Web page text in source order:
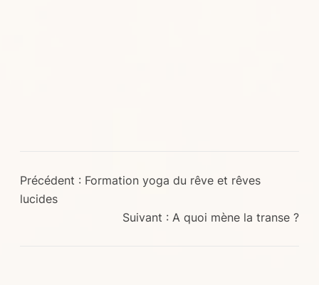
Précédent : Formation yoga du rêve et rêves
lucides
Suivant : A quoi mène la transe ?